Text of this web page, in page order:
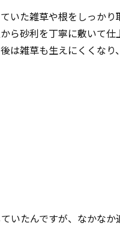
いた雑草や根をしっかり
ら砂利を丁寧に敷いて仕
は雑草も生えにくくな
いたんですが、なかな